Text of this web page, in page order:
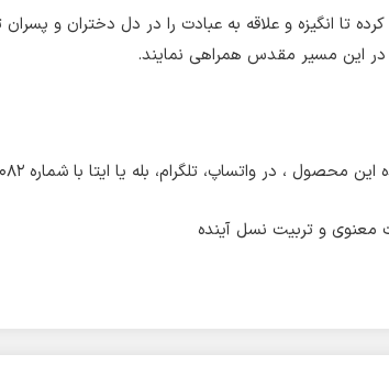
تا انگیزه و علاقه به عبادت را در دل دختران و
در این مسیر مقدس همراهی نمایند.
تلگرام، بله یا ایتا با شماره ۰۹۱۹۸۸۲۶۰۸۲ در تماس باشید.
معنوی و تربیت نسل آینده